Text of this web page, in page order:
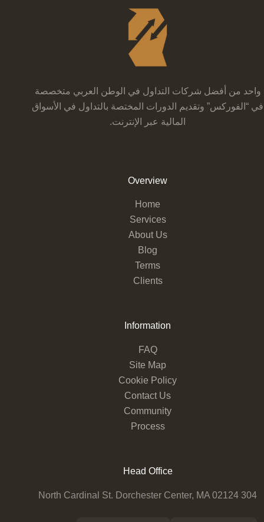
واحد من أفضل شركات التداول في الوطن العربي متخصصة
في “الفوركس” وتقديم الدورات المختصة بالتداول في الأسواق
المالية عبر الإنترنت.
Overview
Home
Services
About Us
Blog
Terms
Clients
Information
FAQ
Site Map
Cookie Policy
Contact Us
Community
Process
Head Office
304 North Cardinal St. Dorchester Center, MA 02124